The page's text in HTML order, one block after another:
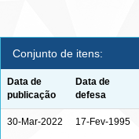
Conjunto de itens:
Data de
publicação
Data de
defesa
30-Mar-2022 17-Fev-1995